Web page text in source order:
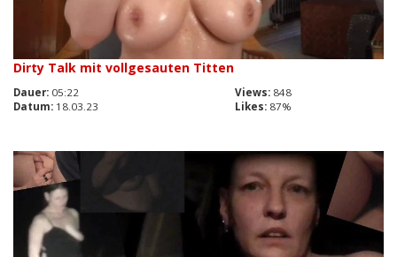
Dirty Talk mit vollgesauten Titten
Dauer: 05:22 Views: 848
Datum: 18.03.23 Likes: 87%